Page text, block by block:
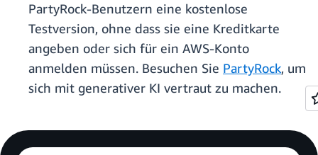
PartyRock-Benutzern eine kostenlose
Testversion, ohne dass sie eine Kreditkarte
angeben oder sich für ein AWS-Konto
anmelden müssen. Besuchen Sie PartyRock, um
sich mit generativer KI vertraut zu machen.